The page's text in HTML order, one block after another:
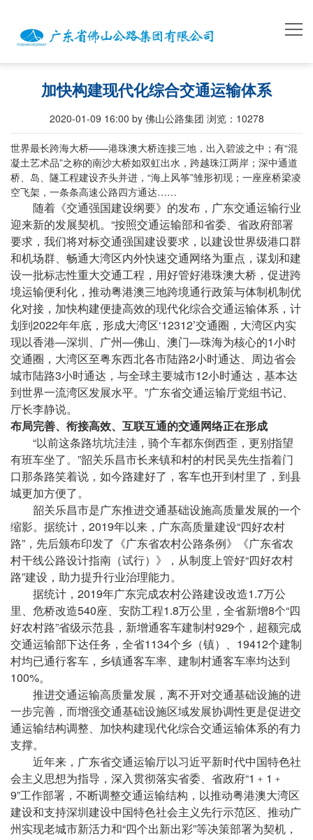
加快构建现代化综合交通运输体系
2020-01-09 16:00 by 佛山公路集团 浏览： 10278
世界最长跨海大桥——港珠澳大桥连接三地，出入碧波之中；有“混
凝土艺术品”之称的南沙大桥如双虹出水，跨越珠江两岸；深中通道
桥、岛、隧工程建设齐头并进，“海上风筝”雏形初现；一座座桥梁凌
空飞架，一条条高速公路四方通达……
随着《交通强国建设纲要》的发布，广东交通运输行业
迎来新的发展契机。“按照交通运输部和省委、省政府部署
要求，我们将对标交通强国建设要求，以建设世界级港口群
和机场群、畅通大湾区内外快速交通网络为重点，谋划和建
设一批标志性重大交通工程，用好管好港珠澳大桥，促进跨
境运输便利化，推动粤港澳三地跨境通行政策与体制机制优
化对接，加快构建便捷高效的现代化综合交通运输体系，计
划到2022年年底，形成大湾区‘12312’交通圈，大湾区内实
现以香港—深圳、广州—佛山、澳门—珠海为核心的1小时
交通圈，大湾区至粤东西北各市陆路2小时通达、周边省会
城市陆路3小时通达，与全球主要城市12小时通达，基本达
到世界一流湾区发展水平。”广东省交通运输厅党组书记、
厅长李静说。
布局完善、衔接高效、互联互通的交通网络正在形成
“以前这条路坑坑洼洼，骑个车都东倒西歪，更别指望
有班车坐了。”韶关乐昌市长来镇和村的村民吴先生指着门
口那条路笑着说，如今路建好了，客车也开到村里了，到县
城更加方便了。
韶关乐昌市是广东推进交通基础设施高质量发展的一个
缩影。据统计，2019年以来，广东高质量建设“四好农村
路”，先后颁布印发了《广东省农村公路条例》《广东省农
村干线公路设计指南（试行）》，从制度上管好“四好农村
路”建设，助力提升行业治理能力。
据统计，2019年广东完成农村公路建设改造1.7万公
里、危桥改造540座、安防工程1.8万公里，全省新增8个“四
好农村路”省级示范县，新增通客车建制村929个，超额完成
交通运输部下达任务，全省1134个乡（镇）、19412个建制
村均已通行客车，乡镇通客车率、建制村通客车率均达到
100%。
推进交通运输高质量发展，离不开对交通基础设施的进
一步完善，而增强交通基础设施区域发展协调性更是促进交
通运输结构调整、加快构建现代化综合交通运输体系的有力
支撑。
近年来，广东省交通运输厅以习近平新时代中国特色社
会主义思想为指导，深入贯彻落实省委、省政府“1﹢1﹢
9”工作部署，不断调整交通运输结构，以推动粤港澳大湾区
建设和支持深圳建设中国特色社会主义先行示范区、推动广
州实现老城市新活力和“四个出新出彩”等决策部署为契机，